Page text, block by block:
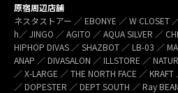
原宿周辺店舗
ネスタストアー ／ EBONYE ／ W CLOSET
h／ JINGO ／ AGITO ／ AQUA SILVER ／
HIPHOP DIVAS ／ SHAZBOT ／ LB-03 ／
ANAP ／ DIVASALON ／ ILLSTORE ／
／ X-LARGE ／ THE NORTH FACE ／
／ DOPESTER ／ DEPT SOUTH ／ Ray